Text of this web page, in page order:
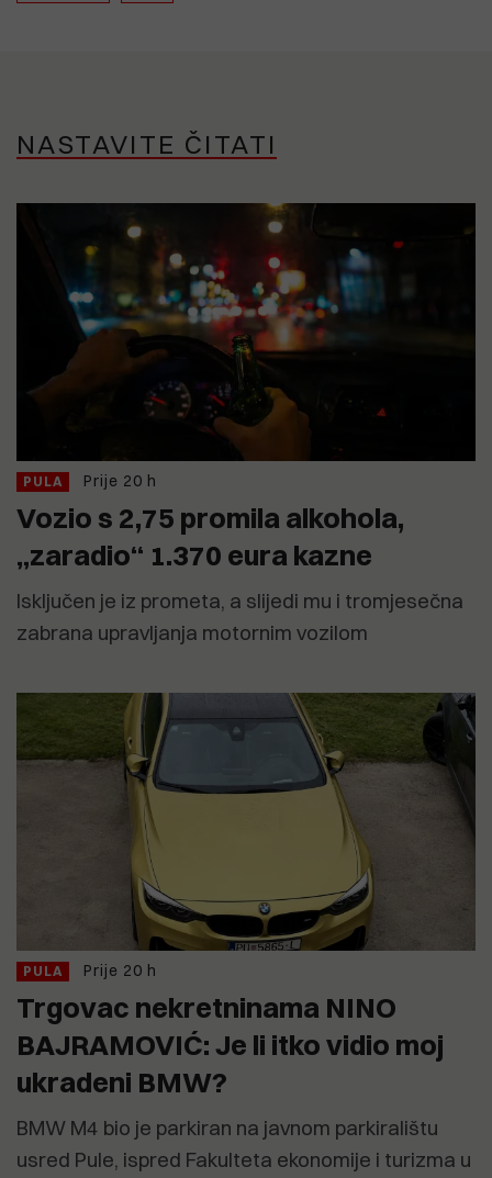
NASTAVITE ČITATI
PULA Prije 20 h
Vozio s 2,75 promila alkohola,
„zaradio“ 1.370 eura kazne
Isključen je iz prometa, a slijedi mu i tromjesečna
zabrana upravljanja motornim vozilom
PULA Prije 20 h
Trgovac nekretninama NINO
BAJRAMOVIĆ: Je li itko vidio moj
ukradeni BMW?
BMW M4 bio je parkiran na javnom parkiralištu
usred Pule, ispred Fakulteta ekonomije i turizma u